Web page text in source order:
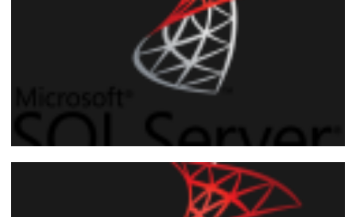
[Video] - Introducción a SQLCLR
1 min de lectura